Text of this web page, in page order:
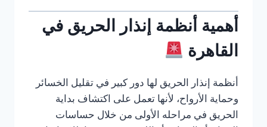
أهمية أنظمة إنذار الحريق في
القاهرة
أنظمة إنذار الحريق لها دور كبير في تقليل الخسائر
وحماية الأرواح، لأنها تعمل على اكتشاف بداية
الحريق في مراحله الأولى من خلال حساسات